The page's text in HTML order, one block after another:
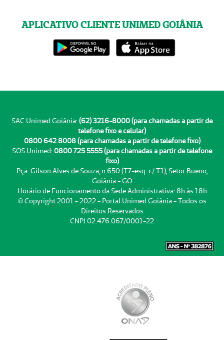
APLICATIVO CLIENTE UNIMED GOIÂNIA
SAC Unimed Goiânia: (62) 3216-8000 (para chamadas a partir de
telefone fixo e celular)
0800 642 8008 (para chamadas a partir de telefone fixo)
SOS Unimed: 0800 725 5555 (para chamadas a partir de telefone
fixo)
Pça. Gilson Alves de Souza, n 650 (T7-esq. c/ T1), Setor Bueno,
Goiânia - GO
Horário de Funcionamento da Sede Administrativa: 8h às 18h
© Copyright 2001 - 2022 - Portal Unimed Goiânia - Todos os
Direitos Reservados
CNPJ 02.476.067/0001-22